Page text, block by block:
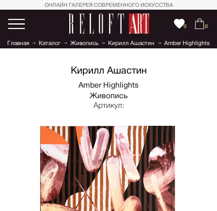
ОНЛАЙН ГАЛЕРЕЯ СОВРЕМЕННОГО ИСКУССТВА
0 0
Главная Каталог Живопись Кирилл Ашастин Amber Highlights
Кирилл Ашастин
Amber Highlights
Живопись
Артикул: